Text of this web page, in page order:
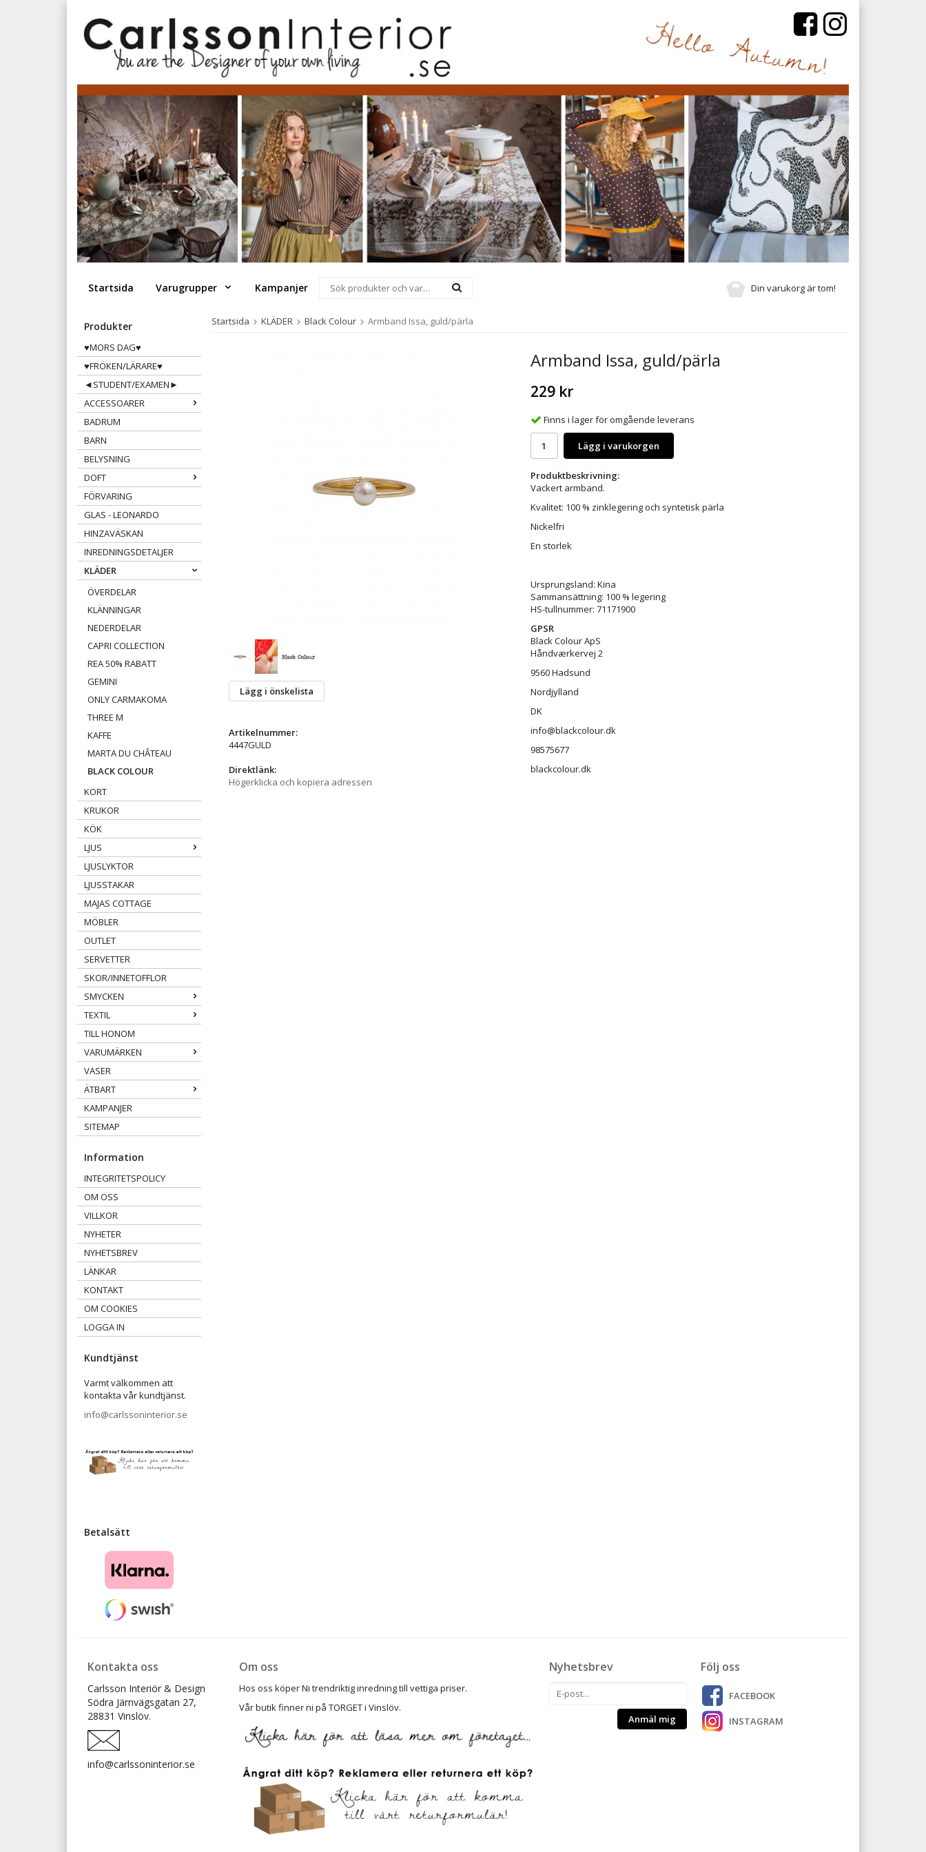
Startsida Varugrupper Kampanjer Din varukorg är tom!
Produkter
♥MORS DAG♥
♥FRÖKEN/LÄRARE♥
◄STUDENT/EXAMEN►
ACCESSOARER
BADRUM
BARN
BELYSNING
DOFT
FÖRVARING
GLAS - LEONARDO
HINZAVÄSKAN
INREDNINGSDETALJER
KLÄDER
ÖVERDELAR
KLÄNNINGAR
NEDERDELAR
CAPRI COLLECTION
REA 50% RABATT
GEMINI
ONLY CARMAKOMA
THREE M
KAFFE
MARTA DU CHÂTEAU
BLACK COLOUR
KORT
KRUKOR
KÖK
LJUS
LJUSLYKTOR
LJUSSTAKAR
MAJAS COTTAGE
MÖBLER
OUTLET
SERVETTER
SKOR/INNETOFFLOR
SMYCKEN
TEXTIL
TILL HONOM
VARUMÄRKEN
VASER
ÄTBART
KAMPANJER
SITEMAP
Information
INTEGRITETSPOLICY
OM OSS
VILLKOR
NYHETER
NYHETSBREV
LÄNKAR
KONTAKT
OM COOKIES
LOGGA IN
Kundtjänst
Varmt välkommen att
kontakta vår kundtjänst.
info@carlssoninterior.se
Betalsätt
Startsida KLÄDER Black Colour Armband Issa, guld/pärla
Armband Issa, guld/pärla
229 kr
Finns i lager för omgående leverans
Lägg i varukorgen
Produktbeskrivning:
Vackert armband.
Kvalitet: 100 % zinklegering och syntetisk pärla
Nickelfri
En storlek
Ursprungsland: Kina
Sammansättning: 100 % legering
HS-tullnummer: 71171900
GPSR
Black Colour ApS
Håndværkervej 2
9560 Hadsund
Nordjylland
DK
info@blackcolour.dk
98575677
blackcolour.dk
Lägg i önskelista
Artikelnummer:
4447GULD
Direktlänk:
Högerklicka och kopiera adressen
Kontakta oss
Carlsson Interiör & Design
Södra Järnvägsgatan 27,
28831 Vinslöv.
info@carlssoninterior.se
Följ oss
FACEBOOK
INSTAGRAM
Nyhetsbrev
Anmäl mig
Om oss
Hos oss köper Ni trendriktig inredning till vettiga priser.
Vår butik finner ni på TORGET i Vinslöv.